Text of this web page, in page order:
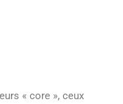
« core », ceux